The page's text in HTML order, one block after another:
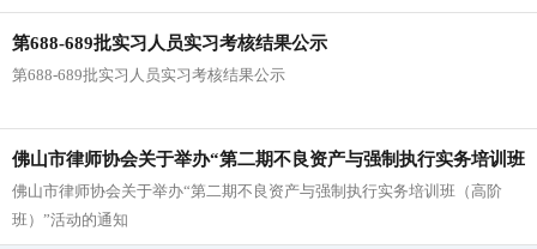
第688-689批实习人员实习考核结果公示
第688-689批实习人员实习考核结果公示
佛山市律师协会关于举办“第二期不良资产与强制执行实务培训班
（高阶班）”活动的通知
佛山市律师协会关于举办“第二期不良资产与强制执行实务培训班（高阶
班）”活动的通知